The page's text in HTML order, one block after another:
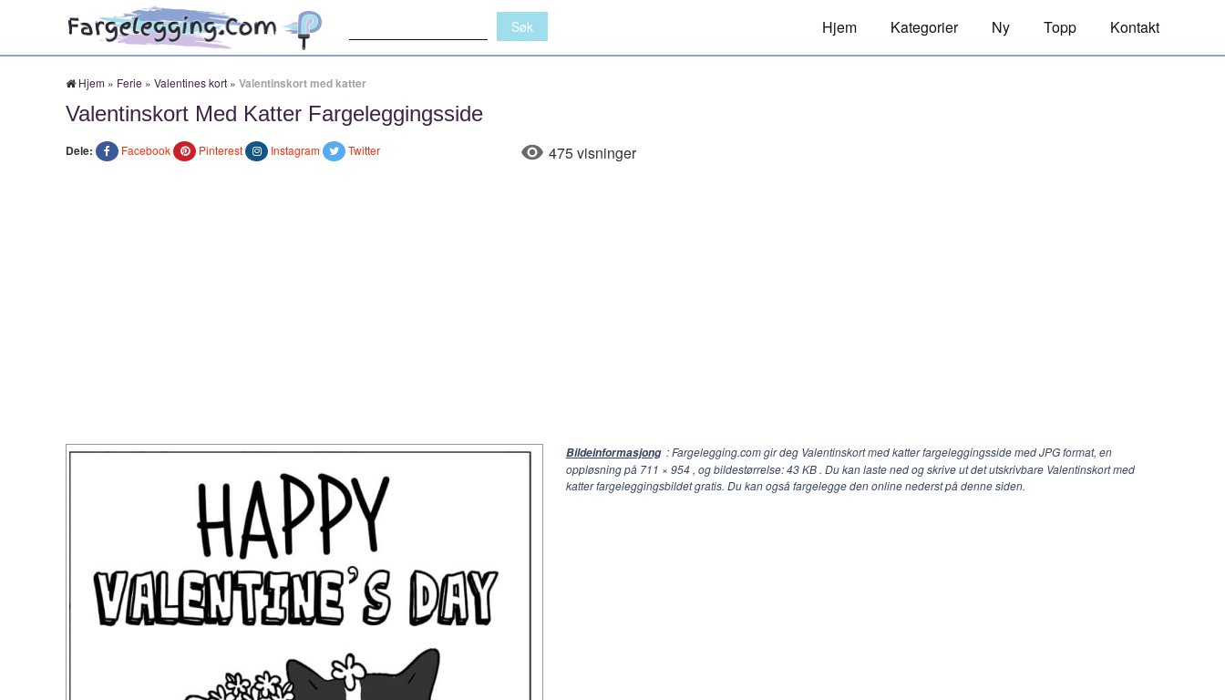
Hjem Kategorier Ny Topp Kontakt
Hjem » Ferie » Valentines kort » Valentinskort med katter
Valentinskort Med Katter Fargeleggingsside
Dele: Facebook Pinterest Instagram Twitter 475 visninger
Bildeinformasjong : Fargelegging.com gir deg Valentinskort med katter fargeleggingsside med JPG format, en
oppløsning på 711 × 954, og bildestørrelse: 43 KB . Du kan laste ned og skrive ut det utskrivbare Valentinskort med
katter fargeleggingsbildet gratis. Du kan også fargelegge den online nederst på denne siden.